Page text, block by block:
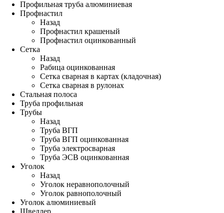
Профильная труба алюминиевая
Профнастил
Назад
Профнастил крашеный
Профнастил оцинкованный
Сетка
Назад
Рабица оцинкованная
Сетка сварная в картах (кладочная)
Сетка сварная в рулонах
Стальная полоса
Труба профильная
Трубы
Назад
Труба ВГП
Труба ВГП оцинкованная
Труба электросварная
Труба ЭСВ оцинкованная
Уголок
Назад
Уголок неравнополочный
Уголок равнополочный
Уголок алюминиевый
Швеллер